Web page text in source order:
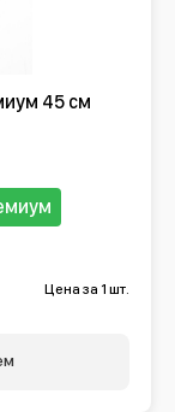
45 см
Цена за 1 шт.